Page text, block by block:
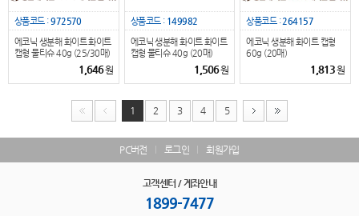
상품코드 :972570
에코닉 생분해 화이트 화이트
캡형 물티슈 40g (25/30매)
1,646원
상품코드 : 149982
에코닉 생분해 화이트 화이트
캡형 물티슈 40g (20매)
1,506원
상품코드 :264157
에코닉 생분해 화이트 캡형
60g (20매)
1,813원
1 2 3 4 5
PC버전 로그인 회원가입
고객센터 / 계좌안내
1899-7477